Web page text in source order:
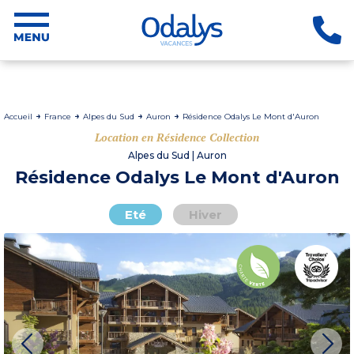
Accueil France Alpes du Sud Auron Résidence Odalys Le Mont d'Auron
Location en Résidence Collection
Alpes du Sud | Auron
Résidence Odalys Le Mont d'Auron
Eté Hiver